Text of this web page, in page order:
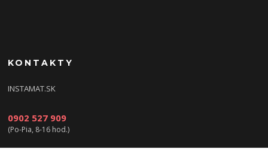
KONTAKTY
INSTAMAT.SK
0902 527 909
(Po-Pia, 8-16 hod.)
info@instamat.sk